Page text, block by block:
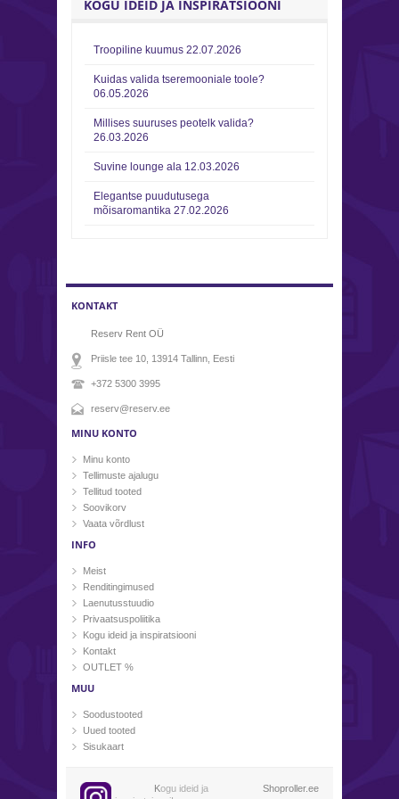
KOGU IDEID JA INSPIRATSIOONI
Troopiline kuumus 22.07.2026
Kuidas valida tseremooniale toole?
06.05.2026
Millises suuruses peotelk valida?
26.03.2026
Suvine lounge ala 12.03.2026
Elegantse puudutusega
mõisaromantika 27.02.2026
KONTAKT
Reserv Rent OÜ
Priisle tee 10, 13914 Tallinn , Eesti
+372 5300 3995
reserv@reserv.ee
MINU KONTO
Minu konto
Tellimuste ajalugu
Tellitud tooted
Soovikorv
Vaata võrdlust
INFO
Meist
Renditingimused
Laenutusstuudio
Privaatsuspoliitika
Kogu ideid ja inspiratsiooni
Kontakt
OUTLET %
MUU
Soodustooted
Uued tooted
Sisukaart
Kogu ideid ja
Shoproller.ee